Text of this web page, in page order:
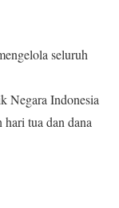
seluruh
Negara Indonesia
tua dan dana